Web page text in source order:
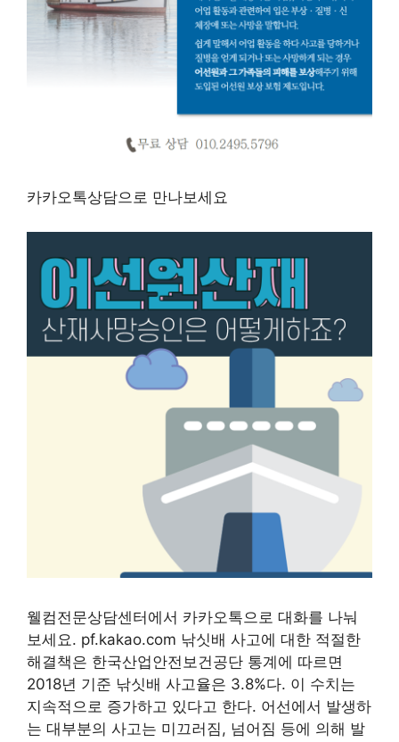
카카오톡상담으로 만나보세요
웰컴전문상담센터에서 카카오톡으로 대화를 나눠
보세요. pf.kakao.com 낚싯배 사고에 대한 적절한
해결책은 한국산업안전보건공단 통계에 따르면
2018년 기준 낚싯배 사고율은 3.8%다. 이 수치는
지속적으로 증가하고 있다고 한다. 어선에서 발생하
는 대부분의 사고는 미끄러짐, 넘어짐 등에 의해 발